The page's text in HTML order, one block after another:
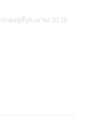
ายอยู่ที่ประมาณ 10-15